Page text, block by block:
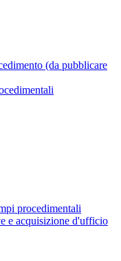
(da pubblicare
procedimentali
e acquisizione d'ufficio